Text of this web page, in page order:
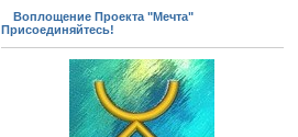
Воплощение Проекта "Мечта"
Присоединяйтесь!